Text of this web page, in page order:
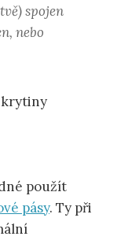
spojen
nebo
krytiny
použít
pásy. Ty při